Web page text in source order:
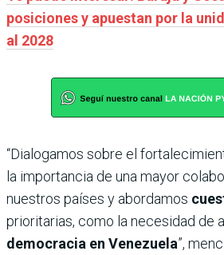
posiciones y apuestan por la
al 2028
“Dialogamos sobre el
la importancia de una mayor
nuestros países y abordamos
prioritarias, como la necesidad de
democracia en Venezuela”,